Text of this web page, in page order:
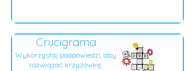
Crucigrama
Wykorzystaj podpowiedzi, aby
rozwiązać krzyżówkę.